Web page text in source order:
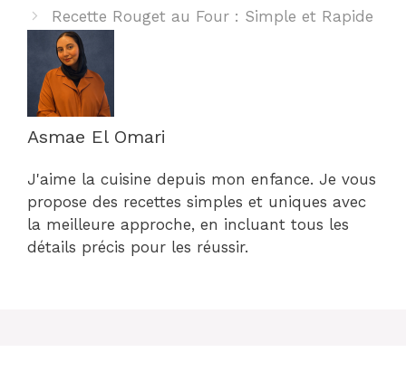
Recette Rouget au Four : Simple et Rapide
Asmae El Omari
J'aime la cuisine depuis mon enfance. Je vous
propose des recettes simples et uniques avec
la meilleure approche, en incluant tous les
détails précis pour les réussir.